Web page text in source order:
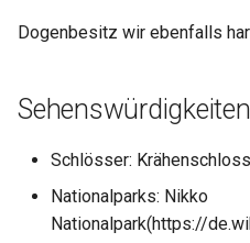
Dogenbesitz wir ebenfalls
Sehenswürdigkeiten
Schlösser:
Nationalparks: Nikko
Nationalpark(https://